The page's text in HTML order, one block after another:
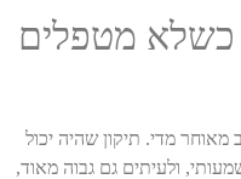
מטפלים
מדי. תיקון שהיה יכול
ולעיתים גם גבוה מאוד,